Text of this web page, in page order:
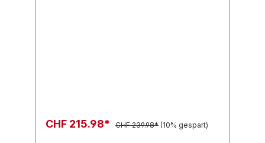
CHF 215.98* CHF 239.98* (10% gespart)